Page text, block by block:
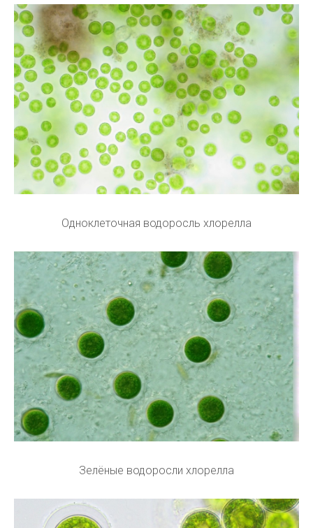
Одноклеточная водоросль хлорелла
Зелёные водоросли хлорелла